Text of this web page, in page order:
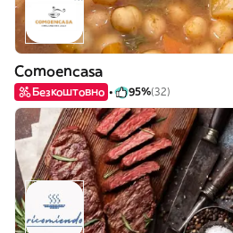
Comoencasa
Безкоштовно 95%(32)